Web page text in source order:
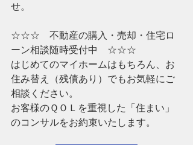
せ。
☆☆☆　不動産の購入・売却・住宅ロ
ーン相談随時受付中　☆☆☆
はじめてのマイホームはもちろん、お
住み替え（残債あり）でもお気軽にご
相談ください。
お客様のＱＯＬを重視した「住まい」
のコンサルをお約束いたします。